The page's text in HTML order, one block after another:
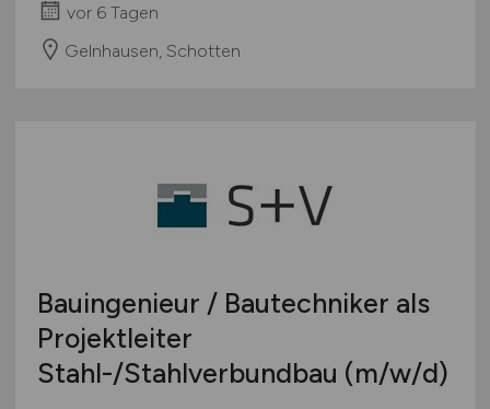
vor 6 Tagen
Gelnhausen, Schotten
Bauingenieur / Bautechniker als
Projektleiter
Stahl-/Stahlverbundbau (m/w/d)